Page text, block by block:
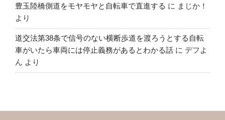
豊玉陸橋側道をモヤモヤと自転車で直進する に まじか！
より
道交法第38条で信号のない横断歩道を渡ろうとする自転
車がいたら車両には停止義務があるとわかる話 に デフよ
ん より